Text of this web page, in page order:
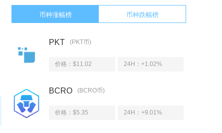
币种涨幅榜 币种跌幅榜
PKT (PKT币)
价格：$11.02 24H： +1.02%
BCRO (BCRO币)
价格：$5.35 24H： +9.01%